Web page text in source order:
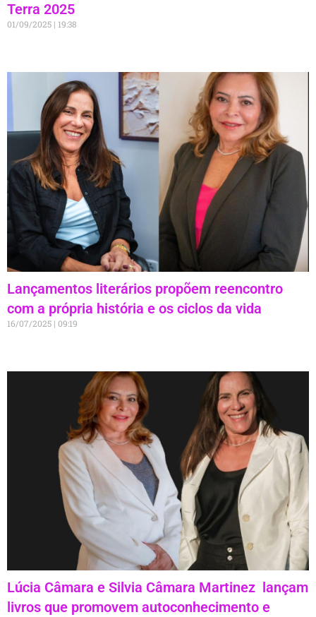
Terra 2025
01/09/2025 19:38
Lançamentos literários propõem reencontro
com a própria história e os ciclos da vida
16/07/2025 09:19
Lúcia Câmara e Silvia Câmara Martinez lançam
livros que promovem autoconhecimento e